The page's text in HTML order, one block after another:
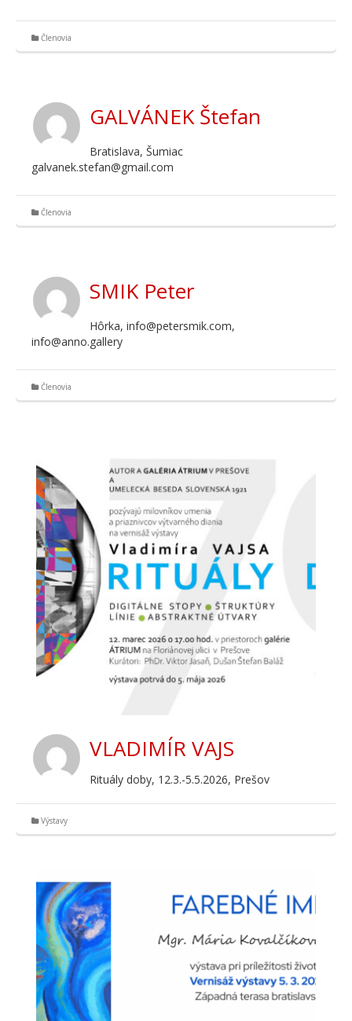
Členovia
GALVÁNEK Štefan
Bratislava, Šumiac
galvanek.stefan@gmail.com
Členovia
SMIK Peter
Hôrka, info@petersmik.com,
info@anno.gallery
Členovia
VLADIMÍR VAJS
Rituály doby, 12.3.-5.5.2026, Prešov
Výstavy